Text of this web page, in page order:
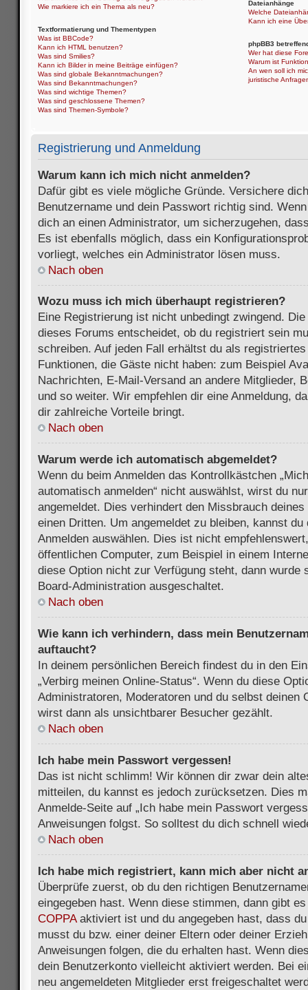
Wie markiere ich ein Thema als neu?
Textformatierung und Thementypen
Was ist BBCode?
Kann ich HTML benutzen?
Was sind Smilies?
Kann ich Bilder in meine Beiträge einfügen?
Was sind globale Bekanntmachungen?
Was sind Bekanntmachungen?
Was sind wichtige Themen?
Was sind geschlossene Themen?
Was sind Themen-Symbole?
Dateianhänge
Welche
Kann ich eine
phpBB3
Wer hat diese
Warum ist
An wen soll ich
juristische
Registrierung und Anmeldung
Warum kann ich mich nicht anmelden?
Dafür gibt es viele mögliche Gründe. Versichere
Benutzername und dein Passwort richtig sind.
dich an einen Administrator, um sicherzugehen,
Es ist ebenfalls möglich, dass ein
vorliegt, welches ein Administrator lösen muss.
Nach oben
Wozu muss ich mich überhaupt registrieren?
Eine Registrierung ist nicht unbedingt zwingend.
dieses Forums entscheidet, ob du registriert sein
schreiben. Auf jeden Fall erhältst du als
Funktionen, die Gäste nicht haben: zum Beispiel
Nachrichten, E-Mail-Versand an andere Mitglieder,
und so weiter. Wir empfehlen dir eine Anmeldung,
dir zahlreiche Vorteile bringt.
Nach oben
Warum werde ich automatisch abgemeldet?
Wenn du beim Anmelden das Kontrollkästchen
automatisch anmelden“ nicht auswählst, wirst du
angemeldet. Dies verhindert den Missbrauch
einen Dritten. Um angemeldet zu bleiben, kannst
Anmelden auswählen. Dies ist nicht
öffentlichen Computer, zum Beispiel in einem
diese Option nicht zur Verfügung steht, dann wurde
Board-Administration ausgeschaltet.
Nach oben
Wie kann ich verhindern, dass mein
auftaucht?
In deinem persönlichen Bereich findest du in den
„Verbirg meinen Online-Status“. Wenn du diese
Administratoren, Moderatoren und du selbst deinen
wirst dann als unsichtbarer Besucher gezählt.
Nach oben
Ich habe mein Passwort vergessen!
Das ist nicht schlimm! Wir können dir zwar dein
mitteilen, du kannst es jedoch zurücksetzen. Dies
Anmelde-Seite auf „Ich habe mein Passwort
Anweisungen folgst. So solltest du dich schnell
Nach oben
Ich habe mich registriert, kann mich aber nicht
Überprüfe zuerst, ob du den richtigen
eingegeben hast. Wenn diese stimmen, dann gibt
COPPAaktiviert ist und du angegeben hast, dass
musst du bzw. einer deiner Eltern oder deiner
Anweisungen folgen, die du erhalten hast. Wenn
dein Benutzerkonto vielleicht aktiviert werden. Bei
neu angemeldeten Mitglieder erst freigeschaltet